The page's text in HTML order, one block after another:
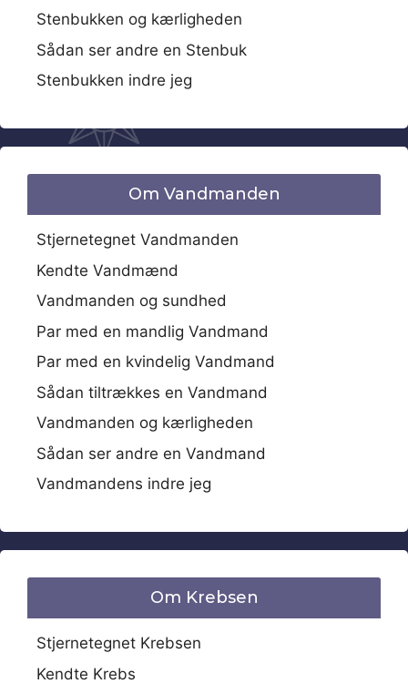
Stenbukken og kærligheden
Sådan ser andre en Stenbuk
Stenbukken indre jeg
Om Vandmanden
Stjernetegnet Vandmanden
Kendte Vandmænd
Vandmanden og sundhed
Par med en mandlig Vandmand
Par med en kvindelig Vandmand
Sådan tiltrækkes en Vandmand
Vandmanden og kærligheden
Sådan ser andre en Vandmand
Vandmandens indre jeg
Om Krebsen
Stjernetegnet Krebsen
Kendte Krebs